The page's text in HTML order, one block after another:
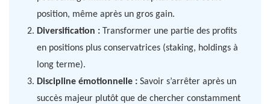
position, même après un gros gain.
Diversification :Transformer une partie des profits
en positions plus conservatrices (staking, holdings à
long terme).
Discipline émotionnelle :Savoir s’arrêter après un
succès majeur plutôt que de chercher constamment